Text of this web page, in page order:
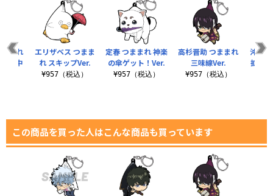
定春 つままれ 神楽
の傘ゲット！Ver.
¥957（税込）
高杉晋助 つままれ
三味線Ver.
¥957（税込）
沖田
拡声
まれ
援中
エリザベス つまま
れ スキップVer.
¥957（税込）
この商品を買った人はこんな商品も買っています